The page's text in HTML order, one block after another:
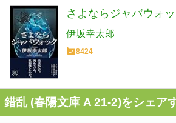
さよならジャバウォッ
伊坂幸太郎
8424
錯乱 (春陽文庫 A 21-2)をシェア